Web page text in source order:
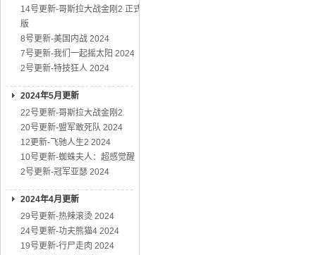
14号更新-哥斯拉大战金刚2 正式
版
8号更新-美国内战 2024
7号更新-我们一起摇太阳 2024
2号更新-特技狂人 2024
2024年5月更新
22号更新-哥斯拉大战金刚2
20号更新-盟军敢死队 2024
12更新-飞驰人生2 2024
10号更新-蜘蛛夫人：超感觉醒
2号更新-冠军亚瑟 2024
2024年4月更新
29号更新-热辣滚烫 2024
24号更新-功夫熊猫4 2024
19号更新-行尸走肉 2024